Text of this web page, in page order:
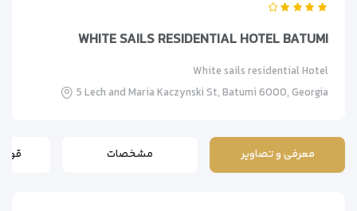
WHITE SAILS RESIDENTIAL HOTEL BATUMI
White sails residential Hotel
5 Lech and Maria Kaczynski St, Batumi 6000, Georgia
معرفی و تصاویر مشخصات